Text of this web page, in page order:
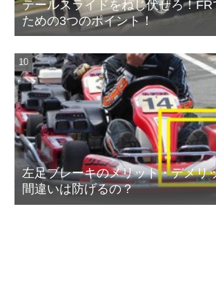
テールスライドをねじ伏せろ！FR
ための3つのポイント！
左足ブレーキのメリット・デメリ
間違いは防げるの？